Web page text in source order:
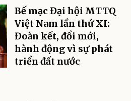
Bế mạc Đại hội MTTQ
Việt Nam lần thứ XI:
Đoàn kết, đổi mới,
hành động vì sự phát
triển đất nước